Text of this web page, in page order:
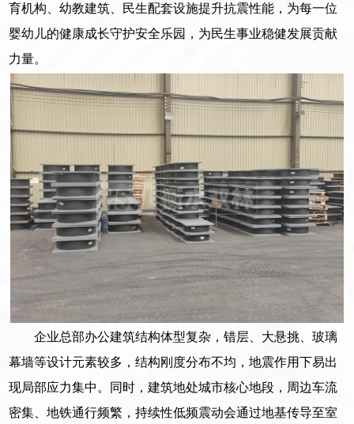
育机构、幼教建筑、民生配套设施提升抗震性能，为每一位
婴幼儿的健康成长守护安全乐园，为民生事业稳健发展贡献
力量。
企业总部办公建筑结构体型复杂，错层、大悬挑、玻璃
幕墙等设计元素较多，结构刚度分布不均，地震作用下易出
现局部应力集中。同时，建筑地处城市核心地段，周边车流
密集、地铁通行频繁，持续性低频震动会通过地基传导至室